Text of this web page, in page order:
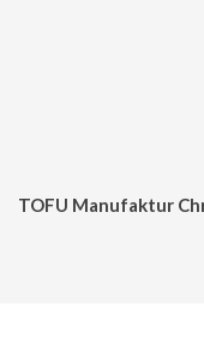
TOFU Manufaktur